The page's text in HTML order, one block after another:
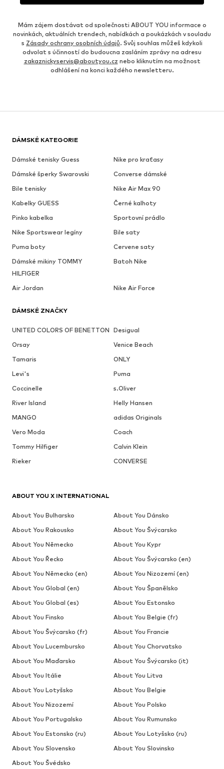
Mám zájem dostávat od společnosti ABOUT YOU informace o
novinkách, aktuálních trendech, nabídkách a poukázkách v souladu
s Zásady ochrany osobních údajů. Svůj souhlas můžeš kdykoli
odvolat s účinností do budoucna zasláním zprávy na adresu
zakaznickyservis@aboutyou.cz nebo kliknutím na možnost
odhlášení na konci každého newsletteru.
DÁMSKÉ KATEGORIE
Dámské tenisky Guess
Nike pro kraťasy
Dámské šperky Swarovski
Converse dámské
Bile tenisky
Nike Air Max 90
Kabelky GUESS
Černé kalhoty
Pinko kabelka
Sportovní prádlo
Nike Sportswear legíny
Bile saty
Puma boty
Cervene saty
Dámské mikiny TOMMY
HILFIGER
Batoh Nike
Air Jordan Nike Air Force
DÁMSKÉ ZNAČKY
UNITED COLORS OF BENETTON Desigual
Orsay
Venice Beach
Tamaris
ONLY
Levi's
Puma
Coccinelle
s.Oliver
River Island
Helly Hansen
MANGO
adidas Originals
Vero Moda
Coach
Tommy Hilfiger
Calvin Klein
Rieker
CONVERSE
ABOUT YOU X INTERNATIONAL
About You Bulharsko
About You Dánsko
About You Rakousko
About You Švýcarsko
About You Německo
About You Kypr
About You Řecko
About You Švýcarsko (en)
About You Německo (en)
About You Nizozemí (en)
About You Global (en)
About You Španělsko
About You Global (es)
About You Estonsko
About You Finsko
About You Belgie (fr)
About You Švýcarsko (fr)
About You Francie
About You Lucembursko
About You Chorvatsko
About You Maďarsko
About You Švýcarsko (it)
About You Itálie
About You Litva
About You Lotyšsko
About You Belgie
About You Nizozemí
About You Polsko
About You Portugalsko
About You Rumunsko
About You Estonsko (ru)
About You Lotyšsko (ru)
About You Slovensko
About You Slovinsko
About You Švédsko